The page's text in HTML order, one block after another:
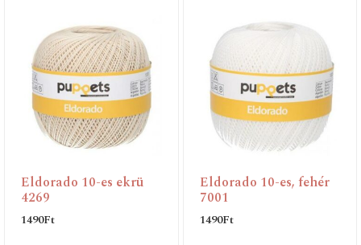
Eldorado 10-es ekrü
4269
1490Ft
Eldorado 10-es, fehér
7001
1490Ft